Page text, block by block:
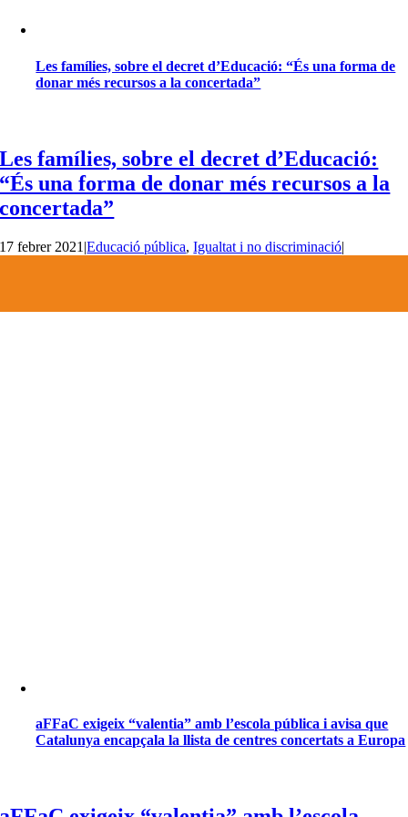
Les famílies, sobre el decret d’Educació: “És una forma de
donar més recursos a la concertada”
Les famílies, sobre el decret d’Educació:
“És una forma de donar més recursos a la
concertada”
17 febrer 2021 |Educació pública,Igualtat i no discriminació|
aFFaC exigeix “valentia” amb l’escola pública i avisa que
Catalunya encapçala la llista de centres concertats a Europa